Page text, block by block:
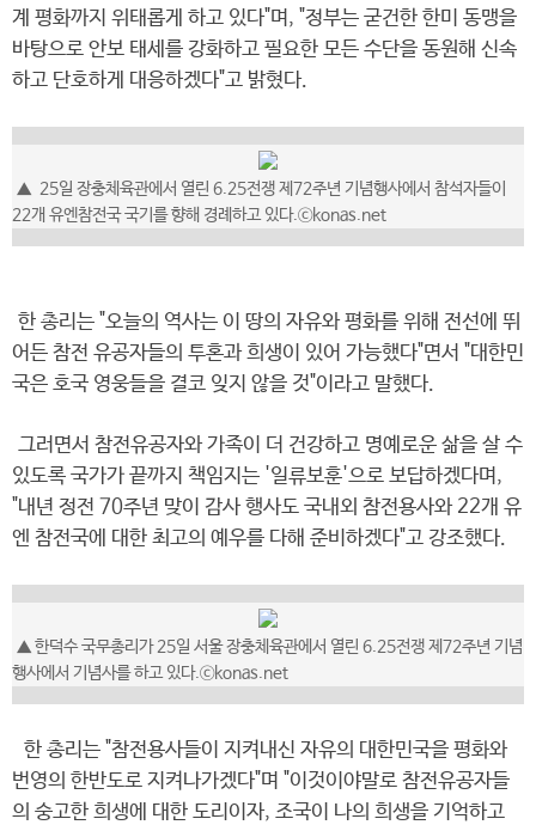
계 평화까지 위태롭게 하고 있다"며, "정부는 굳건한 한미 동맹을
바탕으로 안보 태세를 강화하고 필요한 모든 수단을 동원해 신속
하고 단호하게 대응하겠다"고 밝혔다.
▲ 25일 장충체육관에서 열린 6.25전쟁 제72주년 기념행사에서 참석자들이
22개 유엔참전국 국기를 향해 경례하고 있다.ⓒkonas.net
한 총리는 "오늘의 역사는 이 땅의 자유와 평화를 위해 전선에 뛰
어든 참전 유공자들의 투혼과 희생이 있어 가능했다"면서 "대한민
국은 호국 영웅들을 결코 잊지 않을 것"이라고 말했다.
그러면서 참전유공자와 가족이 더 건강하고 명예로운 삶을 살 수
있도록 국가가 끝까지 책임지는 '일류보훈'으로 보답하겠다며,
"내년 정전 70주년 맞이 감사 행사도 국내외 참전용사와 22개 유
엔 참전국에 대한 최고의 예우를 다해 준비하겠다"고 강조했다.
▲ 한덕수 국무총리가 25일 서울 장충체육관에서 열린 6.25전쟁 제72주년 기념
행사에서 기념사를 하고 있다.ⓒkonas.net
한 총리는 "참전용사들이 지켜내신 자유의 대한민국을 평화와
번영의 한반도로 지켜나가겠다"며 "이것이야말로 참전유공자들
의 숭고한 희생에 대한 도리이자, 조국이 나의 희생을 기억하고